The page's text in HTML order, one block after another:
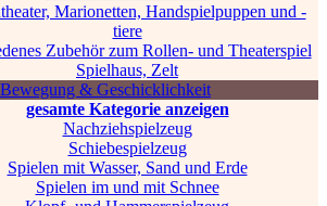
Marionetten, Handspielpuppen und -
tiere
Zubehör zum Rollen- und Theaterspiel
Spielhaus, Zelt
Bewegung & Geschicklichkeit
gesamte Kategorie anzeigen
Nachziehspielzeug
Schiebespielzeug
Spielen mit Wasser, Sand und Erde
Spielen im und mit Schnee